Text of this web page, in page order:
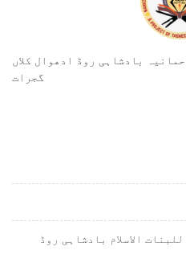
بادشاہی روڈ ادھوال کلاں
گجرات
الاسلام بادشاہی روڈ